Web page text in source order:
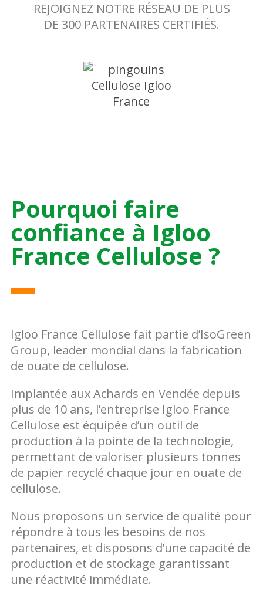
REJOIGNEZ NOTRE RÉSEAU DE PLUS
DE 300 PARTENAIRES CERTIFIÉS.
Pourquoi faire
confiance à Igloo
France Cellulose ?
Igloo France Cellulose fait partie d’IsoGreen
Group, leader mondial dans la fabrication
de ouate de cellulose.
Implantée aux Achards en Vendée depuis
plus de 10 ans, l’entreprise Igloo France
Cellulose est équipée d’un outil de
production à la pointe de la technologie,
permettant de valoriser plusieurs tonnes
de papier recyclé chaque jour en ouate de
cellulose.
Nous proposons un service de qualité pour
répondre à tous les besoins de nos
partenaires, et disposons d’une capacité de
production et de stockage garantissant
une réactivité immédiate.